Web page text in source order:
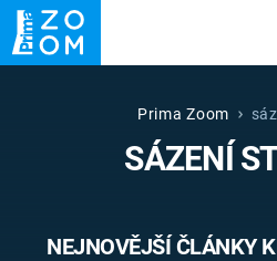
ZRÁDCI UFO
VETŘELCI DÁVNOVĚKU
Prima Zoom
SÁZENÍ
NEJNOVĚJŠÍ ČLÁNKY